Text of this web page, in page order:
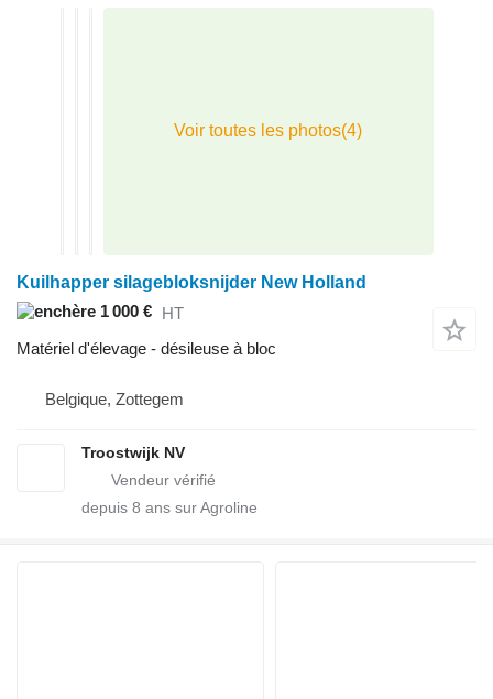
Kuilhapper silagebloksnijder New Holland
1 000 € HT
Matériel d'élevage - désileuse à bloc
Belgique, Zottegem
Troostwijk NV
depuis 8 ans sur Agroline